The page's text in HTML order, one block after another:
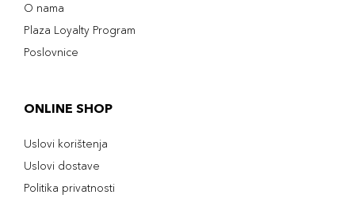
O nama
Plaza Loyalty Program
Poslovnice
ONLINE SHOP
Uslovi korištenja
Uslovi dostave
Politika privatnosti